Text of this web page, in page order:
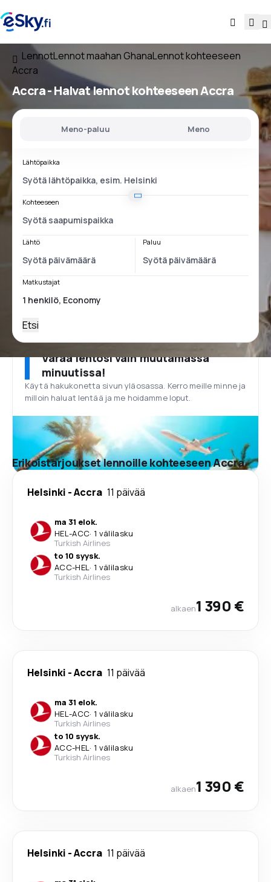
LennotLennot maahan GhanaLennot kohteeseen
Accra
Accra - Halvat lennot kohteeseen Accra
Meno-paluu Meno
Lähtöpaikka
Kohteeseen
Lähtö Paluu
Matkustajat
Etsi
Varaa lentosi vain muutamassa
minuutissa!
Käytä hakukonetta sivun yläosassa. Kerro meille minne ja
milloin haluat lentää ja me hoidamme loput.
Erikoistarjoukset lennoille kohteeseen Accra
Helsinki -Accra 11 päivää
ma 31 elok.
HEL-ACC· 1 välilasku
Turkish Airlines
to 10 syysk.
ACC-HEL· 1 välilasku
Turkish Airlines
alkaen1 390 €
Helsinki -Accra 11 päivää
ma 31 elok.
HEL-ACC· 1 välilasku
Turkish Airlines
to 10 syysk.
ACC-HEL· 1 välilasku
Turkish Airlines
alkaen1 390 €
Helsinki -Accra 11 päivää